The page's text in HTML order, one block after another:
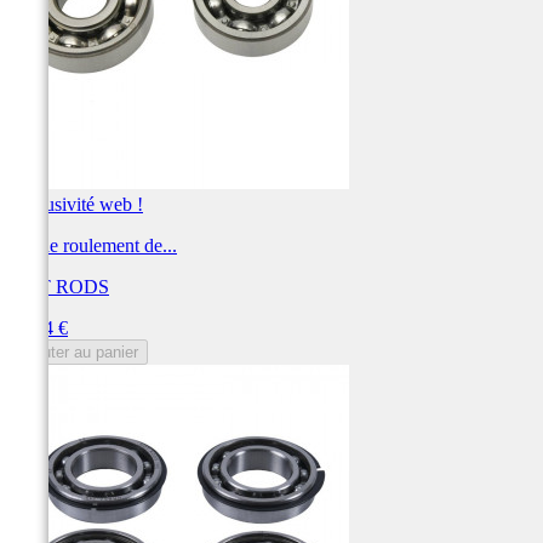
Exclusivité web !
Jeu de roulement de...
HOT RODS
39,74 €
Ajouter au panier